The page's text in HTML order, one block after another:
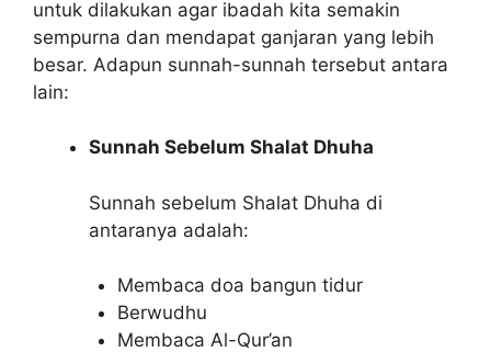
untuk dilakukan agar ibadah kita semakin
sempurna dan mendapat ganjaran yang lebih
besar. Adapun sunnah-sunnah tersebut antara
lain:
Sunnah Sebelum Shalat Dhuha
Sunnah sebelum Shalat Dhuha di
antaranya adalah:
Membaca doa bangun tidur
Berwudhu
Membaca Al-Qur’an